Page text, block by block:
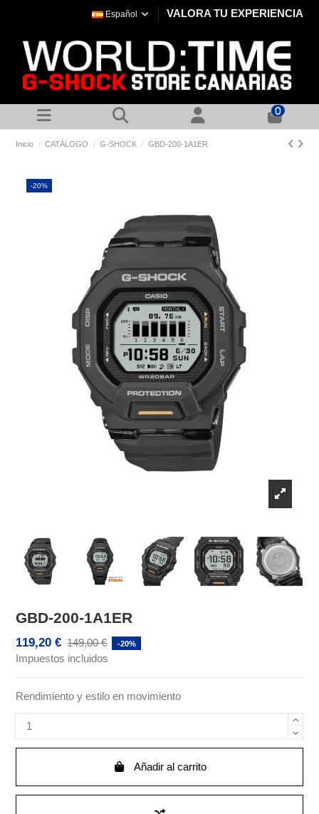
Español VALORA TU EXPERIENCIA
0
Inicio CATÁLOGO G-SHOCK GBD-200-1A1ER
-20%
GBD-200-1A1ER
119,20 € 149,00 € -20%
Impuestos incluidos
Rendimiento y estilo en movimiento
Añadir al carrito